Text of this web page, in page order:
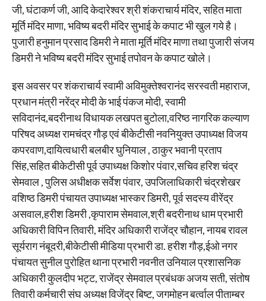
जी, घंटाकर्ण जी, आदि केदारेश्वर श्री शंकराचार्य मंदिर, सहित माता
मूर्ति मंदिर माणा, भविष्य बदरी मंदिर सुभाई के कपाट भी खुल गये है।
पुजारी हनुमान प्रसाद डिमरी ने माता मूर्ति मंदिर माणा तथा पुजारी संजय
डिमरी ने भविष्य बदरी मंदिर सुभाई तपोवन के कपाट खोले।
इस अवसर पर शंकराचार्य स्वामी अविमुक्तेश्वरानंद सरस्वती महाराज,
प्रधान मंत्री नरेंद्र मोदी के भाई पंकज मोदी, स्वामी
सविदानंद,बदरीनाथ विधायक लखपत बुटोला,वरिष्ठ नागरिक कल्याण
परिषद अध्यक्ष रामचंद्र गौड़ एवं बीकेटीसी नवनियुक्त उपाध्यक्ष विजय
कपरवाण,दायित्वधारी बलबीर घुनियाल , ठाकुर भवानी प्रताप
सिंह,सहित बीकेटीसी पूर्व उपाध्यक्ष किशोर पंवार,सचिव हरिश चंद्र
सेमवाल , पुलिस अधीक्षक सर्वेश पंवार, उपजिलाधिकारी चंद्रशेखर
वशिष्ठ डिमरी पंचायत उपाध्यक्ष भास्कर डिमरी, पूर्व सदस्य वीरेंद्र
असवाल,हरीश डिमरी ,कृपाराम सेमवाल,श्री बदरीनाथ धाम प्रभारी
अधिकारी विपिन तिवारी, मंदिर अधिकारी राजेंद्र चौहान, नायब रावल
सूर्यराग नंबूदरी,बीकेटीसी मीडिया प्रभारी डा. हरीश गौड़,ईओ नगर
पंचायत सुनील पुरोहित थाना प्रभारी नवनीत उनियाल प्रशासनिक
अधिकारी कुलदीप भट्ट, राजेंद्र सेमवाल प्रबंधक अजय सती, संतोष
तिवारी कर्मचारी संघ अध्यक्ष विजेंद्र बिष्ट, जगमोहन बर्त्वाल पीताम्बर